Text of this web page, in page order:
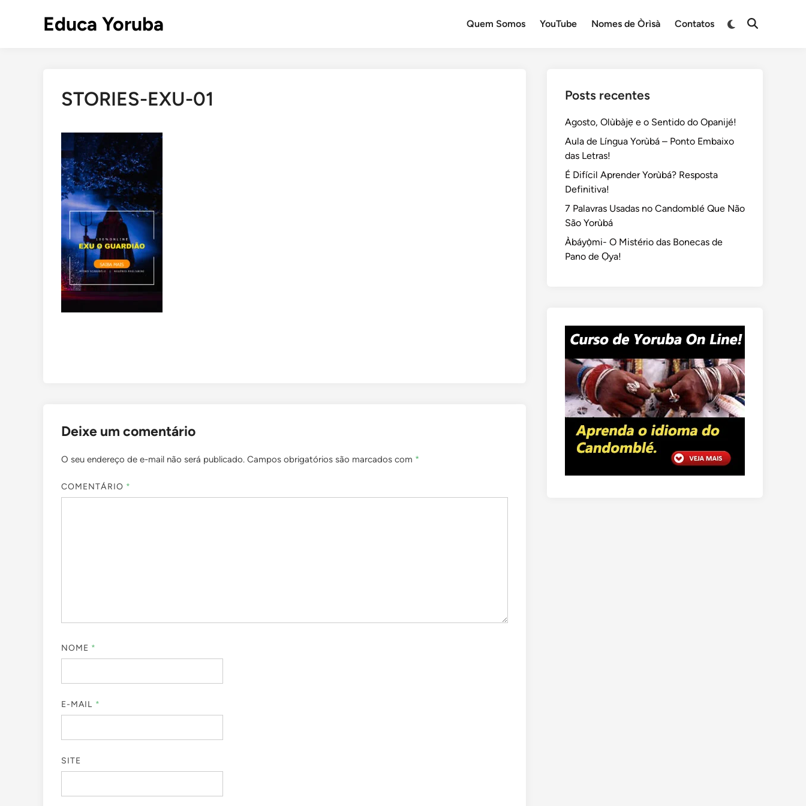
Educa Yoruba Quem Somos YouTube Nomes de Òrìsà Contatos
Switch
Open
STORIES-EXU-01
Deixe um comentário
O seu endereço de e-mail não será publicado. Campos obrigatórios são marcados com *
COMENTÁRIO *
NOME *
E-MAIL *
SITE
Posts recentes
Agosto, Olùbàjẹ e o Sentido do Opanijé!
Aula de Língua Yorùbá – Ponto Embaixo
das Letras!
É Difícil Aprender Yorùbá? Resposta
Definitiva!
7 Palavras Usadas no Candomblé Que Não
São Yorùbá
Àbáyọ̀mi- O Mistério das Bonecas de
Pano de Ọya!